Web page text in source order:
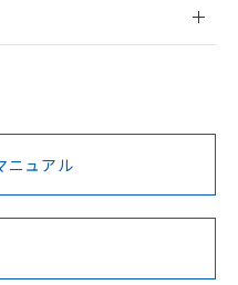
員登録
く前に、以下を必ずお読
BV型式承認
（フランス
KR型式
（韓国
No No
ニュアル